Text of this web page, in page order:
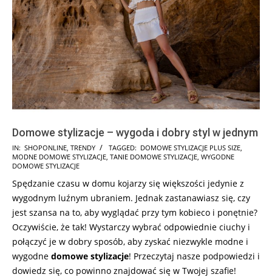
Domowe stylizacje – wygoda i dobry styl w jednym
2025-
02-
IN: SHOPONLINE TRENDY TAGGED: DOMOWE STYLIZACJE PLUS SIZE
MODNE DOMOWE STYLIZACJE TANIE DOMOWE STYLIZACJE WYGODNE
DOMOWE STYLIZACJE
Spędzanie czasu w domu kojarzy się większości jedynie z
wygodnym luźnym ubraniem. Jednak zastanawiasz się, czy
jest szansa na to, aby wyglądać przy tym kobieco i ponętnie?
Oczywiście, że tak! Wystarczy wybrać odpowiednie ciuchy i
połączyć je w dobry sposób, aby zyskać niezwykle modne i
wygodne domowe stylizacje! Przeczytaj nasze podpowiedzi i
dowiedz się, co powinno znajdować się w Twojej szafie!